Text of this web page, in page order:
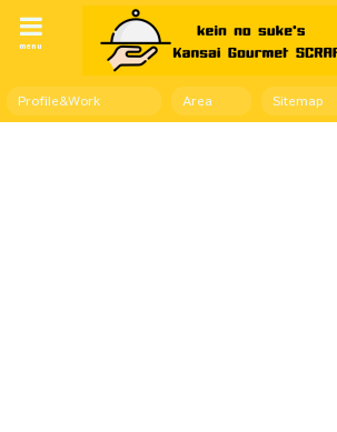
menu
Profile&Work Area Sitemap